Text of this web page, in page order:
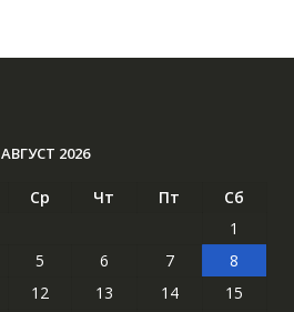
АВГУСТ 2026
Ср Чт Пт
Сб
1
5 6 7
8
12 13 14
15